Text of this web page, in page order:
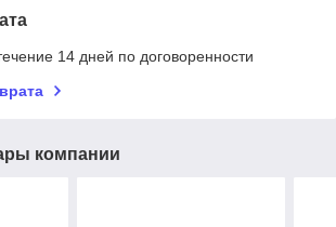
14 дней по договоренности
компании